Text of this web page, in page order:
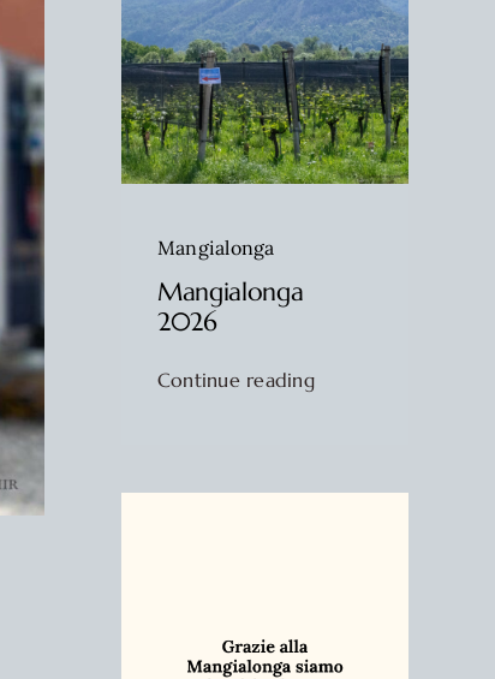
Mangialonga
Mangialonga
2026
Continue reading